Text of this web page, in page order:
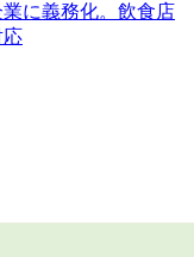
に義務化。飲食店
応